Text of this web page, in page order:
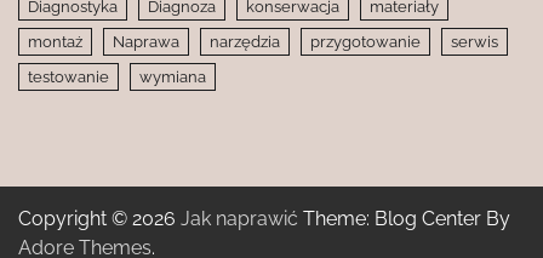
Diagnostyka
Diagnoza konserwacja
materiały
montaż
Naprawa narzędzia przygotowanie
serwis
testowanie
wymiana
Copyright © 2026 Jak naprawić Theme: Blog Center By
Adore Themes.